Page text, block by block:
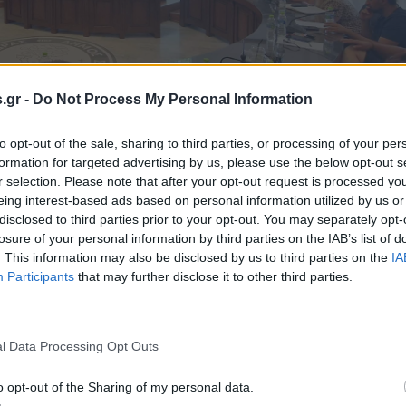
- Do Not Process My Personal Information
opt-out of the sale, sharing to third parties, or processing of your
for targeted advertising by us, please use the below opt-out
selection. Please note that after your opt-out request is processed
interest-based ads based on personal information utilized by us
to third parties prior to your opt-out. You may separately
of your personal information by third parties on the IAB’s list of
This information may also be disclosed by us to third parties on the
Participants that may further disclose it to other third parties.
Data Processing Opt Outs
opt-out of the Sharing of my personal data.
με πρόταση της Δημάρχου, ο κ. Ανδρεάδης
ο μόνος δημοτικός σύμβουλος αυτής της
την πρώτη θητεία το 2014. Ο ίδιος, μάλιστα,
επί θητείας Γιώργου Χοΐδη.